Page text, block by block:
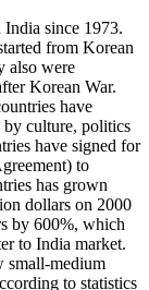
since 1973.
from Korean
also were
Korean War.
have
culture, politics
have signed for
to
has grown
dollars on 2000
by 600%, which
to India market.
small-medium
to statistics